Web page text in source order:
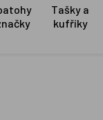
Tašky a
kufříky